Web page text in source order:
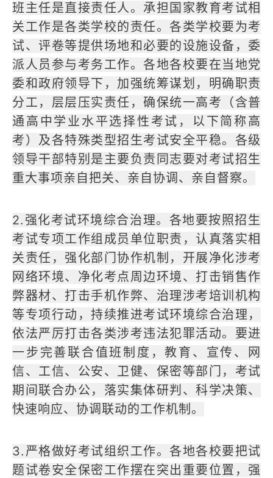
班主任是直接责任人。承担国家教育考试相
关工作是各类学校的责任。各类学校要为考
试、评卷等提供场地和必要的设施设备，委
派人员参与考务工作。各地各校要在当地党
委和政府领导下，加强统筹谋划，明确职责
分工，层层压实责任，确保统一高考（含普
通高中学业水平选择性考试，以下简称高
考）及各特殊类型招生考试安全平稳。各级
领导干部特别是主要负责同志要对考试招生
重大事项亲自把关、亲自协调、亲自督察。
2.强化考试环境综合治理。各地要按照招生
考试专项工作组成员单位职责，认真落实相
关责任，强化部门协作机制，开展净化涉考
网络环境、净化考点周边环境、打击销售作
弊器材、打击手机作弊、治理涉考培训机构
等专项行动，持续推进考试环境综合治理，
依法严厉打击各类涉考违法犯罪活动。要进
一步完善联合值班制度，教育、宣传、网
信、工信、公安、卫健、保密等部门，考试
期间联合办公，落实集体研判、科学决策、
快速响应、协调联动的工作机制。
3.严格做好考试组织工作。各地各校要把试
题试卷安全保密工作摆在突出重要位置，强